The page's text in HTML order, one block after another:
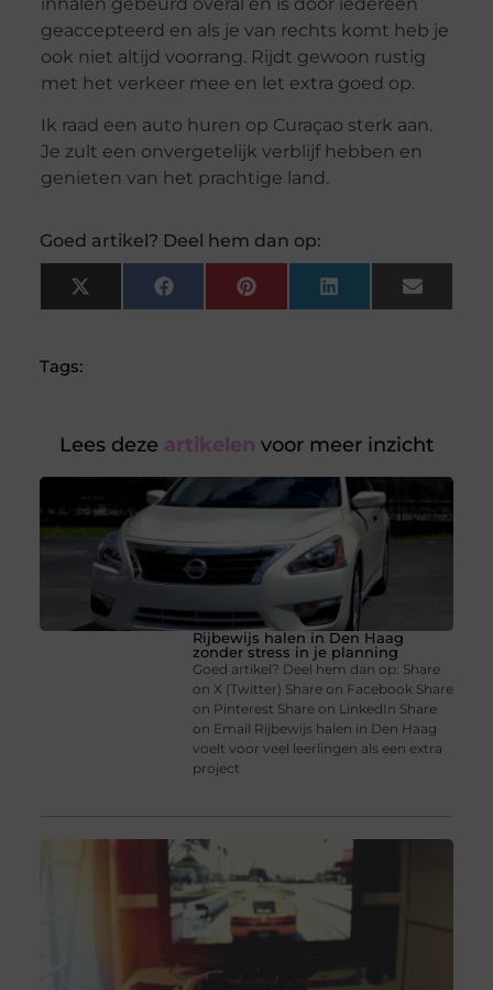
geaccepteerd en als je van rechts komt heb je
ook niet altijd voorrang. Rijdt gewoon rustig
met het verkeer mee en let extra goed op.
Ik raad een auto huren op Curaçao sterk aan.
Je zult een onvergetelijk verblijf hebben en
genieten van het prachtige land.
Goed artikel? Deel hem dan op:
X
(Twitter)
FacebookPinterest LinkedIn Email
Tags:
Lees deze artikelen voor meer inzicht
Rijbewijs halen in Den Haag
zonder stress in je planning
Goed artikel? Deel hem dan op: Share
on X (Twitter) Share on Facebook Share
on Pinterest Share on LinkedIn Share
on Email Rijbewijs halen in Den Haag
voelt voor veel leerlingen als een extra
project